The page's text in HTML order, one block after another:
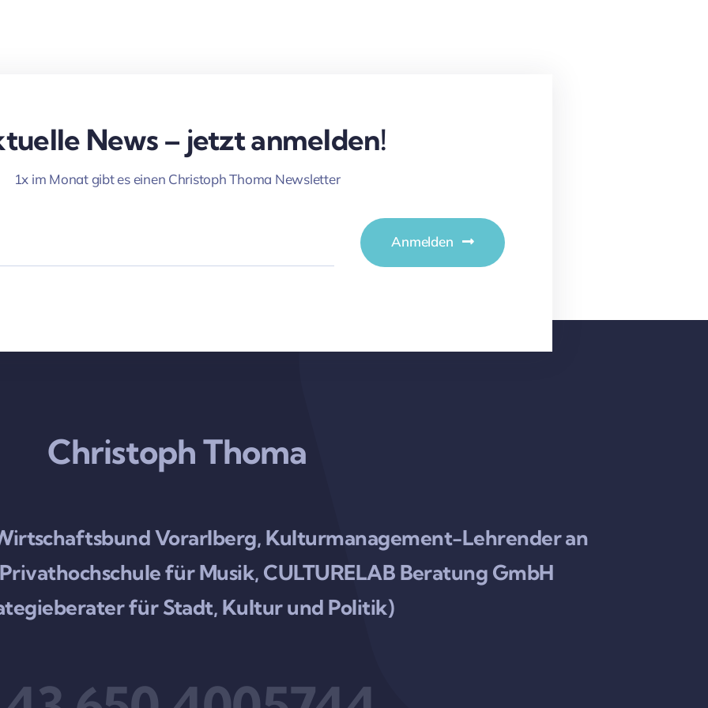
News – jetzt anmelden!
1x im Monat gibt es einen Christoph Thoma Newsletter
Anmelden
Christoph Thoma
Vorarlberg, Kulturmanagement-Lehrender an
für Musik, CULTURELAB Beratung GmbH
für Stadt, Kultur und Politik)